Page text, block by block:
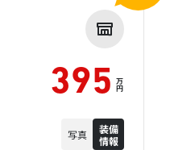
395 万
円
写真
装備
情報